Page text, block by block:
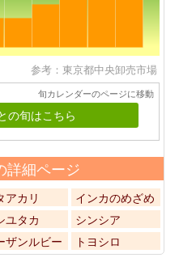
参考：東京都中央卸売市場
旬カレンダーのページに移動
の旬はこちら
詳細ページ
アカリ
インカのめざめ
ユタカ
シンシア
ザンルビー トヨシロ